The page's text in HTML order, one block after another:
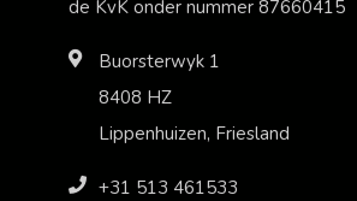
de KvK onder nummer 87660415
Buorsterwyk 1
8408 HZ
Lippenhuizen, Friesland
+31 513 461533